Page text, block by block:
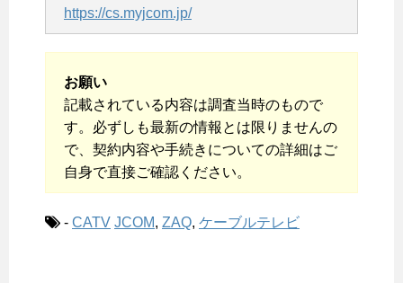
https://cs.myjcom.jp/
お願い
記載されている内容は調査当時のもので
す。必ずしも最新の情報とは限りませんの
で、契約内容や手続きについての詳細はご
自身で直接ご確認ください。
- CATV JCOM, ZAQ, ケーブルテレビ